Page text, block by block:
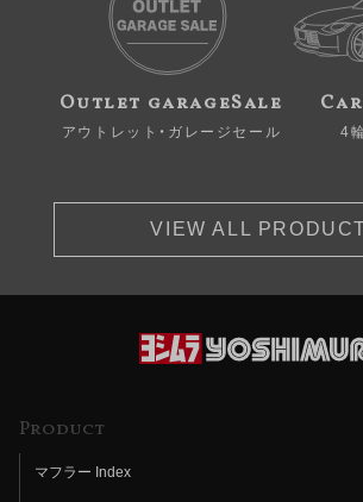
Outlet garageSale
アウトレット・ガレージセール 4
VIEW ALL
Product
マフラー Index